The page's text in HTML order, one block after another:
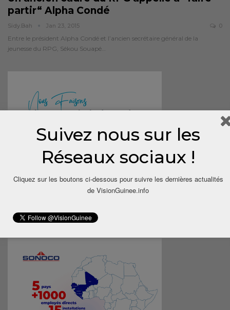
partir“ Alpha Condé
Sidy.bah Jan 23, 2015 0
Entre le président Alpha Condé et l’ancien secrétaire général de la
jeunesse du RPG, Sékou Souapé…
Suivez nous sur les
Réseaux sociaux !
Cliquez sur les boutons ci-dessous pour suivre les dernières actualités
de VisionGuinee.info